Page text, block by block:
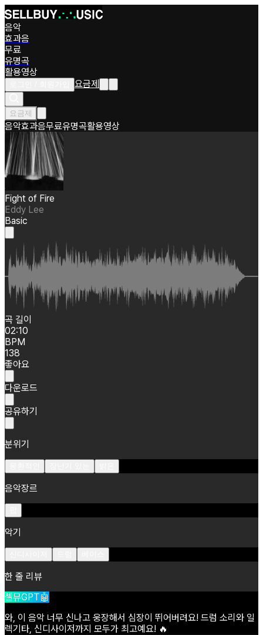
음악
효과음
무료
유명곡
활용영상
요금제
요금제
음악효과음무료유명곡활용영상
Fight of Fire
Eddy Lee
Basic
곡 길이
02:10
BPM
138
좋아요
다운로드
공유하기
분위기
음악장르
악기
한 줄 리뷰
셀뮤GPT🤖
와, 이 음악 너무 신나고 웅장해서 심장이 뛰어버려요! 드럼 소리와 일
렉기타, 신디사이저까지 모두가 최고예요! 🔥